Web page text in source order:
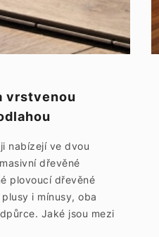
vrstvenou
nabízejí ve dvou
dřevěné
plovoucí dřevěné
i mínusy, oba
Jaké jsou mezi